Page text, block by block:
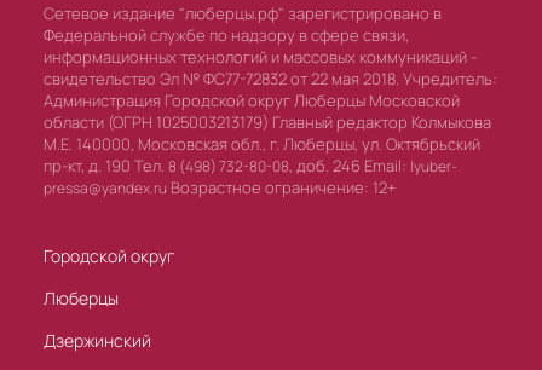
Сетевое издание "люберцы.рф" зарегистрировано в
Федеральной службе по надзору в сфере связи,
информационных технологий и массовых коммуникаций -
свидетельство Эл № ФС77-72832 от 22 мая 2018. Учредитель:
Администрация Городской округ Люберцы Московской
области (ОГРН 1025003213179) Главный редактор Колмыкова
М.Е. 140000, Московская обл., г. Люберцы, ул. Октябрьский
пр-кт, д. 190 Тел. 8 (498) 732-80-08, доб. 246 Email: lyuber-
pressa@yandex.ru Возрастное ограничение: 12+
Городской округ
Люберцы
Дзержинский